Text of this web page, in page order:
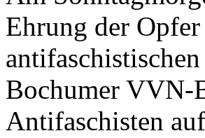
Ehrung der
Bochumer VVN-
Antifaschisten